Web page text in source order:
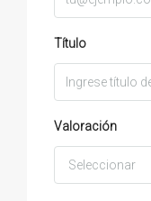
Título
Valoración
Seleccionar